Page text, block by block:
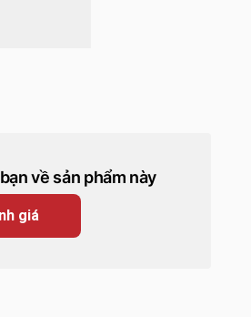
về sản phẩm này
giá